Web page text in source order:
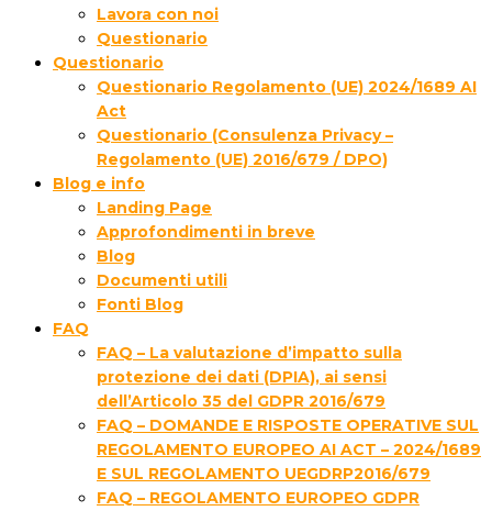
Lavora con noi
Questionario
Questionario
Questionario Regolamento (UE) 2024/1689 AI
Act
Questionario (Consulenza Privacy –
Regolamento (UE) 2016/679 / DPO)
Blog e info
Landing Page
Approfondimenti in breve
Blog
Documenti utili
Fonti Blog
FAQ
FAQ – La valutazione d’impatto sulla
protezione dei dati (DPIA), ai sensi
dell’Articolo 35 del GDPR 2016/679
FAQ – DOMANDE E RISPOSTE OPERATIVE SUL
REGOLAMENTO EUROPEO AI ACT – 2024/1689
E SUL REGOLAMENTO UEGDRP2016/679
FAQ – REGOLAMENTO EUROPEO GDPR